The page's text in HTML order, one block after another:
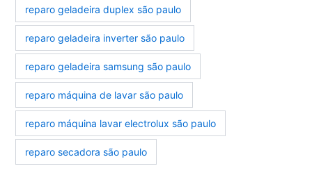
reparo geladeira duplex são paulo
reparo geladeira inverter são paulo
reparo geladeira samsung são paulo
reparo máquina de lavar são paulo
reparo máquina lavar electrolux são paulo
reparo secadora são paulo